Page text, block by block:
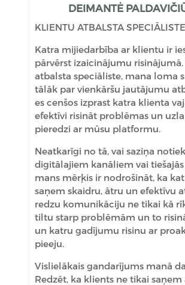
DEIMANTĖ
KLIENTU ATBALSTA SPECIĀLISTE
Katra mijiedarbība ar klientu ir
pārvērst izaicinājumu
atbalsta speciāliste, mana loma
tālāk par vienkāršu jautājumu
es cenšos izprast katra klienta
efektīvi risināt problēmas un
pieredzi ar mūsu platformu.
Neatkarīgi no tā, vai saziņa
digitālajiem kanāliem vai tiešajās
mans mērķis ir nodrošināt, ka
saņem skaidru, ātru un efektīvu
redzu komunikāciju ne tikai kā
tiltu starp problēmām un to
un katru gadījumu risinu ar
pieeju.
Vislielākais gandarījums manā
Redzēt, ka klients ne tikai